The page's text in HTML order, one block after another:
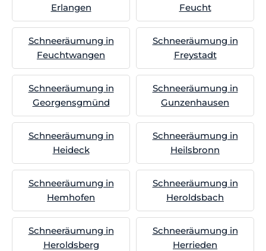
Erlangen
Feucht
Schneeräumung in
Feuchtwangen
Schneeräumung in
Freystadt
Schneeräumung in
Georgensgmünd
Schneeräumung in
Gunzenhausen
Schneeräumung in
Heideck
Schneeräumung in
Heilsbronn
Schneeräumung in
Hemhofen
Schneeräumung in
Heroldsbach
Schneeräumung in
Heroldsberg
Schneeräumung in
Herrieden